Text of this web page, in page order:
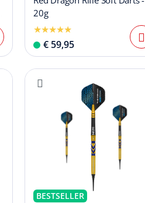
20g
€ 59,95
BESTSELLER